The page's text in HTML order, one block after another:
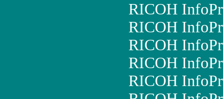
RICOH
RICOH
RICOH
RICOH
RICOH